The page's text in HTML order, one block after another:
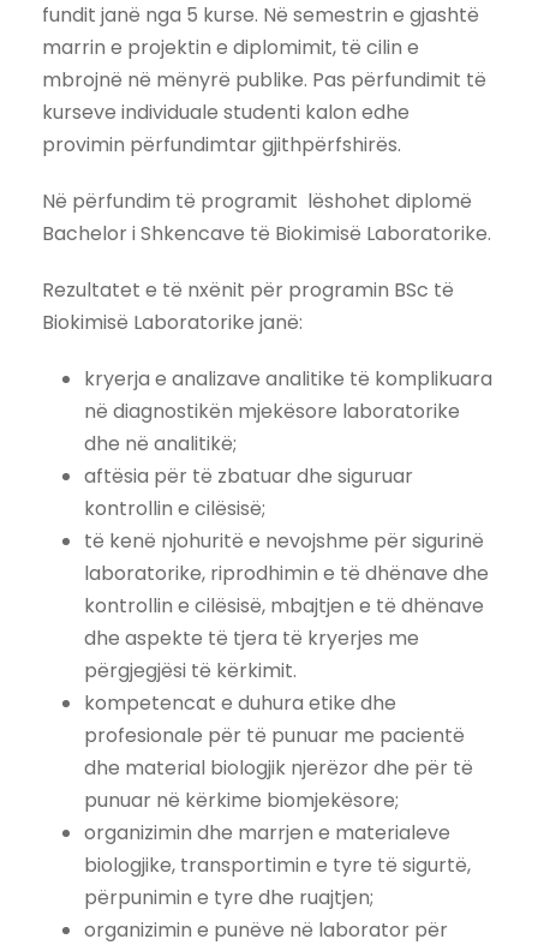
fundit janë nga 5 kurse. Në semestrin e gjashtë
marrin e projektin e diplomimit, të cilin e
mbrojnë në mënyrë publike. Pas përfundimit të
kurseve individuale studenti kalon edhe
provimin përfundimtar gjithpërfshirës.
Në përfundim të programit lëshohet diplomë
Bachelor i Shkencave të Biokimisë Laboratorike.
Rezultatet e të nxënit për programin BSc të
Biokimisë Laboratorike janë:
kryerja e analizave analitike të komplikuara
në diagnostikën mjekësore laboratorike
dhe në analitikë;
aftësia për të zbatuar dhe siguruar
kontrollin e cilësisë;
të kenë njohuritë e nevojshme për sigurinë
laboratorike, riprodhimin e të dhënave dhe
kontrollin e cilësisë, mbajtjen e të dhënave
dhe aspekte të tjera të kryerjes me
përgjegjësi të kërkimit.
kompetencat e duhura etike dhe
profesionale për të punuar me pacientë
dhe material biologjik njerëzor dhe për të
punuar në kërkime biomjekësore;
organizimin dhe marrjen e materialeve
biologjike, transportimin e tyre të sigurtë,
përpunimin e tyre dhe ruajtjen;
organizimin e punëve në laborator për